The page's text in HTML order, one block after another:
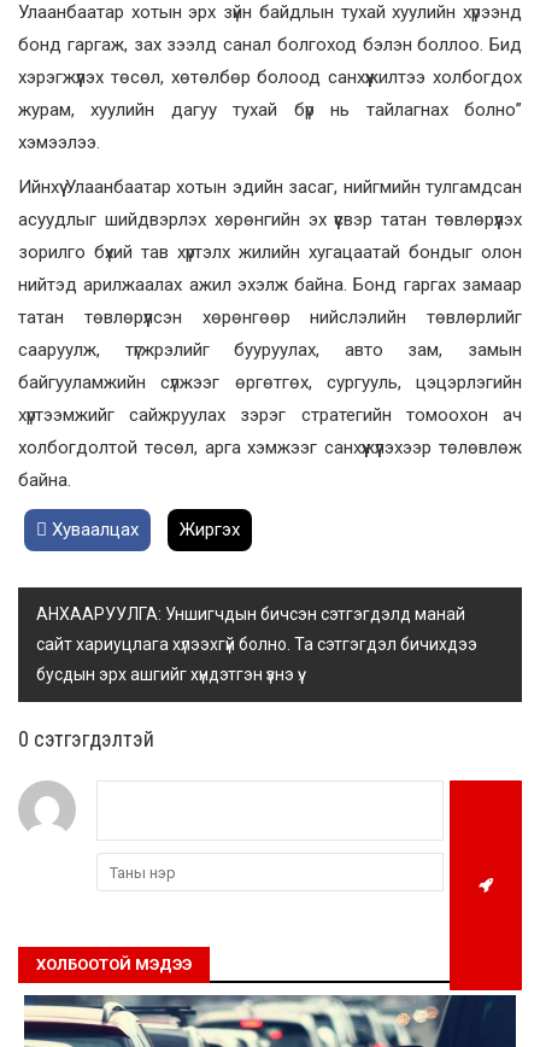
Улаанбаатар хотын эрх зүйн байдлын тухай хуулийн хүрээнд
бонд гаргаж, зах зээлд санал болгоход бэлэн боллоо. Бид
хэрэгжүүлэх төсөл, хөтөлбөр болоод санхүүжилтээ холбогдох
журам, хуулийн дагуу тухай бүр нь тайлагнах болно”
хэмээлээ.
Ийнхүү Улаанбаатар хотын эдийн засаг, нийгмийн тулгамдсан
асуудлыг шийдвэрлэх хөрөнгийн эх үүсвэр татан төвлөрүүлэх
зорилго бүхий тав хүртэлх жилийн хугацаатай бондыг олон
нийтэд арилжаалах ажил эхэлж байна. Бонд гаргах замаар
татан төвлөрүүлсэн хөрөнгөөр нийслэлийн төвлөрлийг
сааруулж, түгжрэлийг бууруулах, авто зам, замын
байгууламжийн сүлжээг өргөтгөх, сургууль, цэцэрлэгийн
хүртээмжийг сайжруулах зэрэг стратегийн томоохон ач
холбогдолтой төсөл, арга хэмжээг санхүүжүүлэхээр төлөвлөж
байна.
Хуваалцах Жиргэх
АНХААРУУЛГА: Уншигчдын бичсэн сэтгэгдэлд манай
сайт хариуцлага хүлээхгүй болно. Та сэтгэгдэл бичихдээ
бусдын эрх ашгийг хүндэтгэн үзнэ үү.
0 cэтгэгдэлтэй
ХОЛБООТОЙ МЭДЭЭ